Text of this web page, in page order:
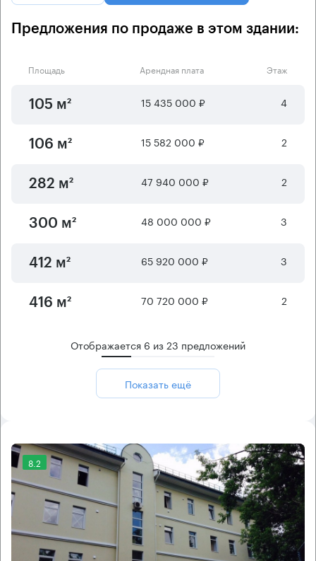
Предложения по продаже в этом здании:
Площадь Арендная плата Этаж
105 м² 15 435 000 ₽ 4
106 м² 15 582 000 ₽ 2
282 м² 47 940 000 ₽ 2
300 м² 48 000 000 ₽ 3
412 м² 65 920 000 ₽ 3
416 м² 70 720 000 ₽ 2
Отображается 6 из23 предложений
Показать ещё
8.2